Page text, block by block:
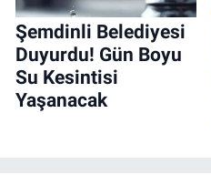
Şemdinli Belediyesi
Duyurdu! Gün Boyu
Su Kesintisi
Yaşanacak